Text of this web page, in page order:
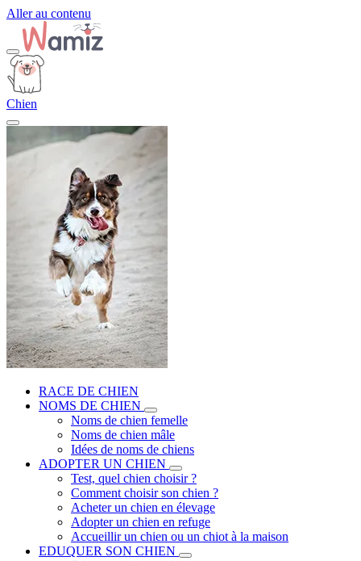
Aller au contenu
Chien
RACE DE CHIEN
NOMS DE CHIEN
Noms de chien femelle
Noms de chien mâle
Idées de noms de chiens
ADOPTER UN CHIEN
Test, quel chien choisir ?
Comment choisir son chien ?
Acheter un chien en élevage
Adopter un chien en refuge
Accueillir un chien ou un chiot à la maison
EDUQUER SON CHIEN